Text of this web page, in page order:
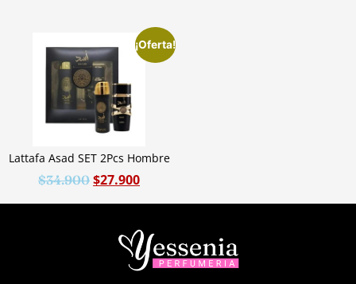
¡Oferta!
Lattafa Asad SET 2Pcs Hombre
$34.900 $27.900